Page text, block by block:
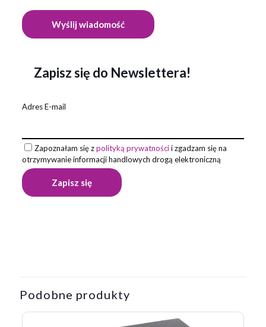
Zapisz się do Newslettera!
Adres E-mail
Zapoznałam się zpolityką prywatnościi zgadzam się na
otrzymywanie informacji handlowych drogą elektroniczną
piśmienniczy Fortaleza, biały”
Twój adres email nie zostanie opublikowany.
Wymagane pola
Podobne produkty